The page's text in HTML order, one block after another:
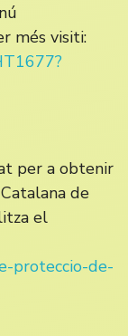
més visiti:
per a obtenir
de
el
proteccio-de-